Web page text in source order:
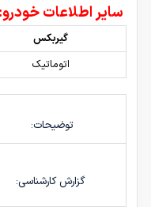
سایر اطلاعات خودرو:
گیربکس
اتوماتیک
توضیحات:
گزارش کارشناسی: